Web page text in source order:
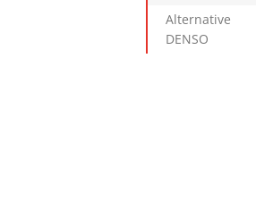
Alternative
DENSO